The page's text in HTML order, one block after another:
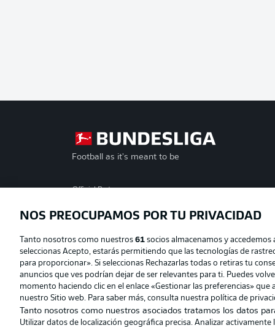
Football as it's meant to be
Official Partners
NOS PREOCUPAMOS POR TU PRIVACIDAD
Tanto nosotros como nuestros 61 socios almacenamos y
seleccionas Acepto, estarás permitiendo que las tecnologías de
para proporcionar». Si seleccionas Rechazarlas todas o retiras tu
anuncios que ves podrían dejar de ser relevantes para ti. Puedes
momento haciendo clic en el enlace «Gestionar las preferencias»
nuestro Sitio web. Para saber más, consulta nuestra política de
Tanto nosotros como nuestros asociados tratamos los datos
Utilizar datos de localización geográfica precisa. Analizar